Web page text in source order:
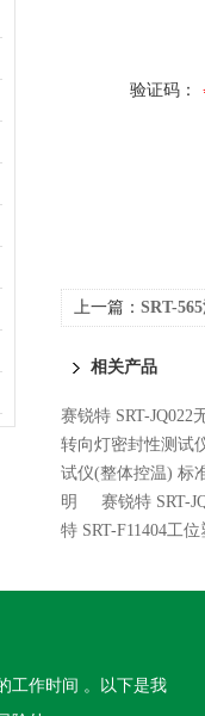
验证码：
上一篇： SRT-
相关产品
赛锐特 SRT-JQ022
转向灯密封性测试
试仪(整体控温) 标
明
赛锐特 SRT-
特 SRT-F11404工
工作时间 。以下是我